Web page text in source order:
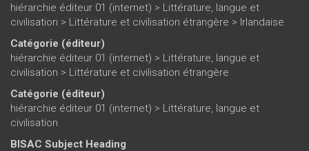
hiérarchie éditeur 01 (internet) > Littérature, langue et
civilisation > Littérature et civilisation étrangère > Irlandaise
Catégorie (éditeur)
hiérarchie éditeur 01 (internet) > Littérature, langue et
civilisation > Littérature et civilisation étrangère
Catégorie (éditeur)
hiérarchie éditeur 01 (internet) > Littérature, langue et
civilisation
BISAC Subject Heading